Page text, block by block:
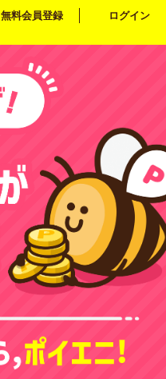
無料会員登録 ログイン